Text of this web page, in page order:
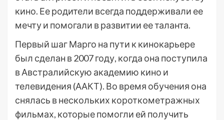
кино. Ее родители всегда поддерживали ее
мечту и помогали в развитии ее таланта.
Первый шаг Марго на пути к кинокарьере
был сделан в 2007 году, когда она поступила
в Австралийскую академию кино и
телевидения (ААКТ). Во время обучения она
снялась в нескольких короткометражных
фильмах, которые помогли ей получить